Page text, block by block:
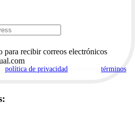
para recibir correos electrónicos
política de privacidad
términos